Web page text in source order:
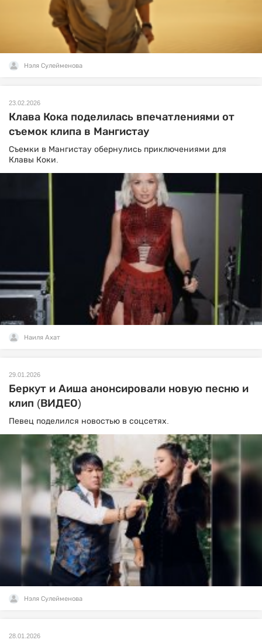
Нэля Сулейменова
23.02.2026
Клава Кока поделилась впечатлениями от
съемок клипа в Мангистау
Съемки в Мангистау обернулись приключениями для
Клавы Коки.
Наиля Ахат
29.01.2026
Беркут и Аиша анонсировали новую песню и
клип (ВИДЕО)
Певец поделился новостью в соцсетях.
Нэля Сулейменова
28.01.2026